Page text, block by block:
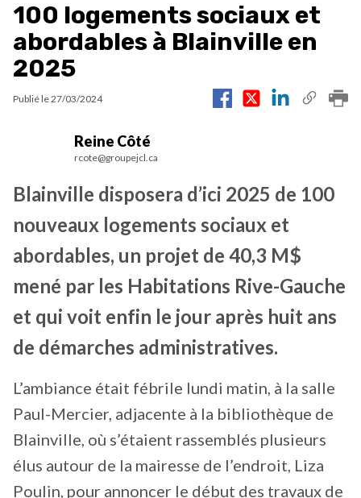
100 logements sociaux et
abordables à Blainville en
2025
Publié le27/03/2024
Reine Côté
rcote@groupejcl.ca
Blainville disposera d’ici 2025 de 100
nouveaux logements sociaux et
abordables, un projet de 40,3 M$
mené par les Habitations Rive-Gauche
et qui voit enfin le jour après huit ans
de démarches administratives.
L’ambiance était fébrile lundi matin, à la salle
Paul-Mercier, adjacente à la bibliothèque de
Blainville, où s’étaient rassemblés plusieurs
élus autour de la mairesse de l’endroit, Liza
Poulin, pour annoncer le début des travaux de